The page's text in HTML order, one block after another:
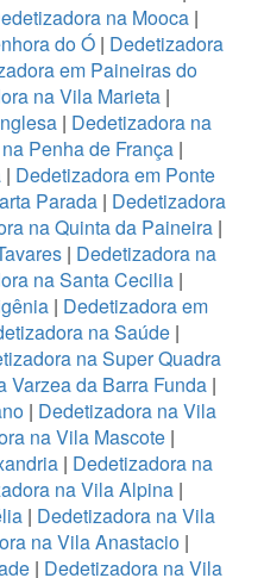
na Mooca |
do Ó| Dedetizadora
em Paineiras do
na Vila Marieta|
| Dedetizadora na
Penha de França |
| Dedetizadora em Ponte
Parada | Dedetizadora
na Quinta da Paineira |
| Dedetizadora na
na Santa Cecilia|
| Dedetizadora em
na Saúde|
na Super Quadra
Varzea da Barra Funda |
| Dedetizadora na Vila
na Vila Mascote |
| Dedetizadora na
na Vila Alpina |
| Dedetizadora na Vila
na Vila Anastacio |
| Dedetizadora na Vila